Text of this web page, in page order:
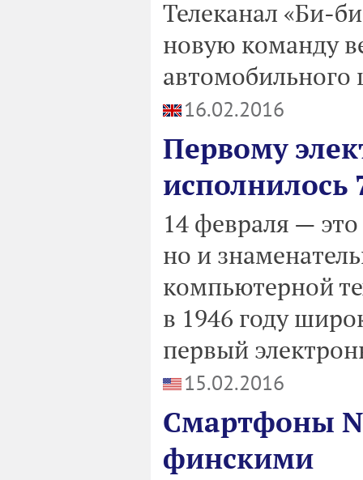
Телеканал «Би-
новую команду
автомобильного
16.02.2016
Первому
исполнилось
14 февраля —
но и
компьютерной
в 1946 году
первый
15.02.2016
Смартфоны
финскими